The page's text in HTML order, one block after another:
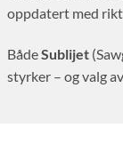
oppdatert med
BådeSublijet
styrker – og valg